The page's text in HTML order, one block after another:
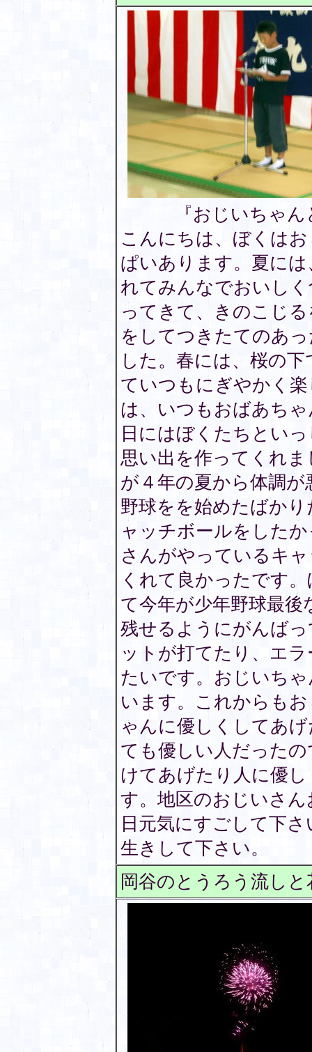
『おじいちゃん
こんにちは、ぼくは
ぱいあります。夏に
れてみんなでおいし
ってきて、きのこじ
をしてつきたてのあ
した。春には、桜の
ていつもにぎやかく
は、いつもおばあち
日にはぼくたちとい
思い出を作ってくれ
が４年の夏から体調
野球をを始めたばか
ャッチボールをした
さんがやっているキ
くれて良かったです
て今年が少年野球最
残せるようにがんば
ットが打てたり、エ
たいです。おじいち
います。これからも
ゃんに優しくしてあ
ても優しい人だった
けてあげたり人に優
す。地区のおじいさ
日元気にすごして下
生きして下さい。
岡谷のとうろう流し